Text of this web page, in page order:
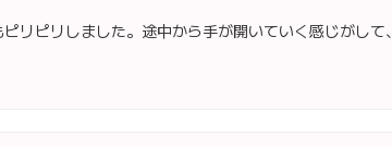
リピリしました。途中から手が開いていく感じがして、